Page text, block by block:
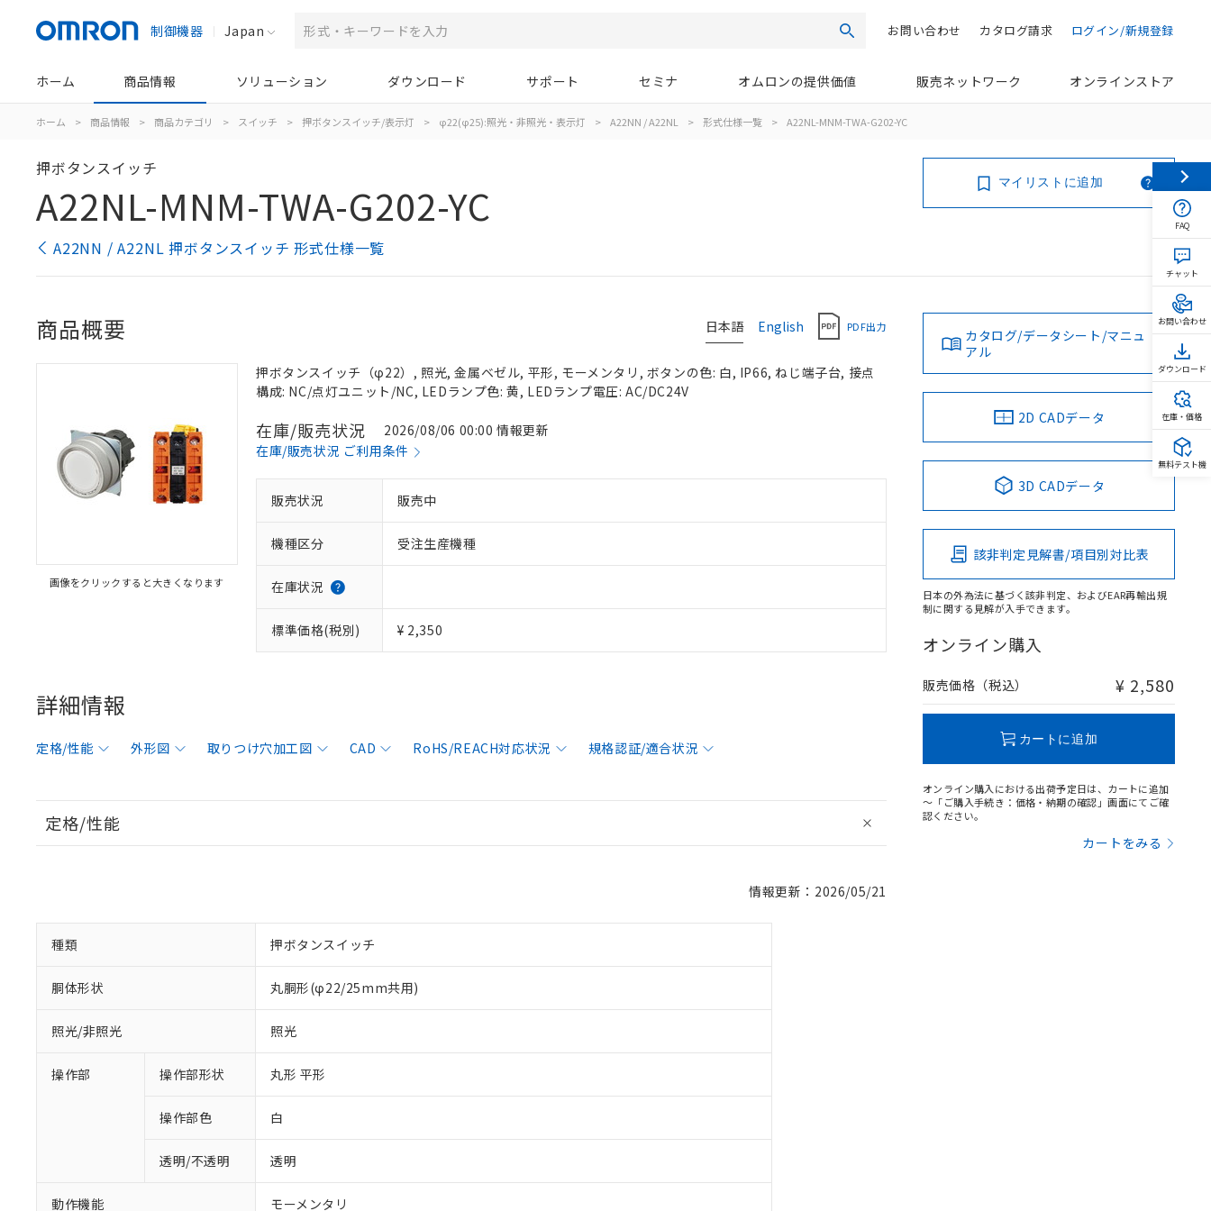
制御機器 Japan 検索 ログイン/新規登録
カタログ請求
お問い合わせ
ホーム 商品情報 ソリューション ダウンロード サポート セミナ オムロンの提供価値 販売ネットワーク オンラインストア
ホーム > 商品情報 > 商品カテゴリ > スイッチ > 押ボタンスイッチ/表示灯 > φ22(φ25):照光・非照光・表示灯 > A22NN / A22NL > 形式仕様一覧 > A22NL-MNM-TWA-G202-YC
押ボタンスイッチ
A22NL-MNM-TWA-G202-YC
A22NN / A22NL 押ボタンスイッチ 形式仕様一覧
マイリストに追加
日本語 English PDF出力
商品概要
画像をクリックすると大きくなります
押ボタンスイッチ（φ22）, 照光, 金属ベゼル, 平形, モーメンタリ, ボタンの色: 白, IP66, ねじ端子台, 接点
構成: NC/点灯ユニット/NC, LEDランプ色: 黄, LEDランプ電圧: AC/DC24V
在庫/販売状況
2026/08/06 00:00 情報更新
在庫/販売状況 ご利用条件
販売状況 販売中
機種区分 受注生産機種
在庫状況
標準価格(税別) ¥ 2,350
詳細情報
定格/性能 外形図 取りつけ穴加工図 CAD RoHS/REACH対応状況 規格認証/適合状況
定格/性能
情報更新：2026/05/21
種類 押ボタンスイッチ
胴体形状 丸胴形(φ22/25mm共用)
照光/非照光 照光
操作部 操作部形状 丸形 平形
操作部色 白
透明/不透明 透明
動作機能 モーメンタリ
カタログ/データシート/マニュ
アル
2D CADデータ
3D CADデータ
該非判定見解書/項目別対比表
日本の外為法に基づく該非判定、およびEAR再輸出規
制に関する見解が入手できます。
オンライン購入
販売価格（税込） ¥ 2,580
カートに追加
オンライン購入における出荷予定日は、カートに追加
～「ご購入手続き：価格・納期の確認」画面にてご確
認ください。
カートをみる
FAQ
チャット
お問い合わせ
ダウンロード
在庫・価格
無料テスト機